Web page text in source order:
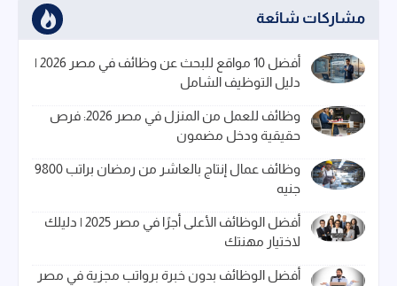
مشاركات شائعة
أفضل 10 مواقع للبحث عن وظائف في مصر 2026 |
دليل التوظيف الشامل
وظائف للعمل من المنزل في مصر 2026: فرص
حقيقية ودخل مضمون
وظائف عمال إنتاج بالعاشر من رمضان براتب 9800
جنيه
أفضل الوظائف الأعلى أجرًا في مصر 2025 | دليلك
لاختيار مهنتك
أفضل الوظائف بدون خبرة برواتب مجزية في مصر